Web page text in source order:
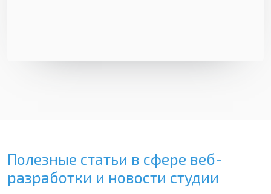
Полезные статьи в сфере веб-
разработки и новости студии